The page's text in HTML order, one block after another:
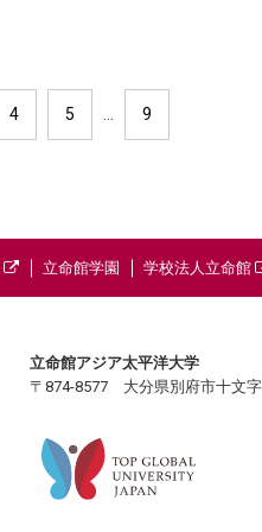
4 5 9
立命館学園 学校法人立命館
立命館アジア太平洋大学
〒874-8577 大分県別府市十文